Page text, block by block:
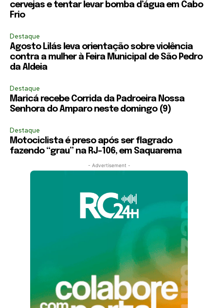
cervejas e tentar levar bomba d’água em Cabo
Frio
Destaque
Agosto Lilás leva orientação sobre violência
contra a mulher à Feira Municipal de São Pedro
da Aldeia
Destaque
Maricá recebe Corrida da Padroeira Nossa
Senhora do Amparo neste domingo (9)
Destaque
Motociclista é preso após ser flagrado
fazendo “grau” na RJ-106, em Saquarema
- Advertisement -